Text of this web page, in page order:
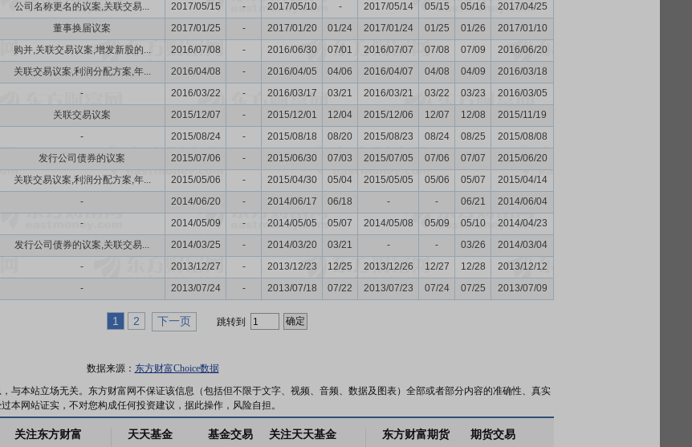
公司名称更名的议案,关联交易... 2017/05/15 - 2017/05/10 - 2017/05/14 05/15 05/16
2017/04/25
董事换届议案 2017/01/25 - 2017/01/20 01/24 2017/01/24 01/25 01/26
2017/01/10
购并,关联交易议案,增发新股的... 2016/07/08 - 2016/06/30 07/01 2016/07/07 07/08 07/09
2016/06/20
关联交易议案,利润分配方案,年... 2016/04/08 - 2016/04/05 04/06 2016/04/07 04/08 04/09
2016/03/18
- 2016/03/22 - 2016/03/17 03/21 2016/03/21 03/22 03/23
2016/03/05
关联交易议案 2015/12/07 - 2015/12/01 12/04 2015/12/06 12/07 12/08
2015/11/19
- 2015/08/24 - 2015/08/18 08/20 2015/08/23 08/24 08/25
2015/08/08
发行公司债券的议案 2015/07/06 - 2015/06/30 07/03 2015/07/05 07/06 07/07
2015/06/20
关联交易议案,利润分配方案,年... 2015/05/06 - 2015/04/30 05/04 2015/05/05 05/06 05/07
2015/04/14
- 2014/06/20 - 2014/06/17 06/18 - - 06/21
2014/06/04
- 2014/05/09 - 2014/05/05 05/07 2014/05/08 05/09 05/10
2014/04/23
发行公司债券的议案,关联交易... 2014/03/25 - 2014/03/20 03/21 - - 03/26
2014/03/04
- 2013/12/27 - 2013/12/23 12/25 2013/12/26 12/27 12/28
2013/12/12
- 2013/07/24 - 2013/07/18 07/22 2013/07/23 07/24 07/25 2013/07/09
1 2 下一页 跳转到
数据来源： 东方财富Choice数据
与本站立场无关。东方财富网不保证该信息（包括但不限于文字、视频、音频、数据及图表）全部或者部分内容的准确性、真实
本网站证实，不对您构成任何投资建议，据此操作，风险自担。
关注东方财富 天天基金 基金交易 关注天天基金 东方财富期货 期货交易